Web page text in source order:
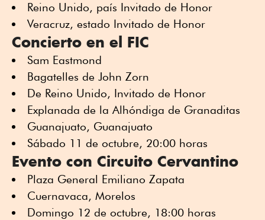
Reino Unido, país Invitado de Honor
Veracruz, estado Invitado de Honor
Concierto en el FIC
Sam Eastmond
Bagatelles de John Zorn
De Reino Unido, Invitado de Honor
Explanada de la Alhóndiga de Granaditas
Guanajuato, Guanajuato
Sábado 11 de octubre, 20:00 horas
Evento con Circuito Cervantino
Plaza General Emiliano Zapata
Cuernavaca, Morelos
Domingo 12 de octubre, 18:00 horas